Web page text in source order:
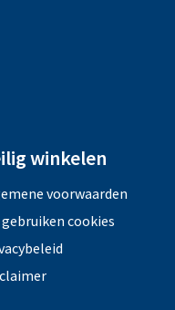
winkelen
voorwaarden
cookies